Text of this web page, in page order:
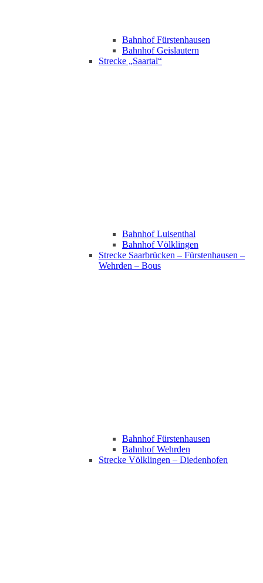
Bahnhof Fürstenhausen
Bahnhof Geislautern
Strecke „Saartal“
Bahnhof Luisenthal
Bahnhof Völklingen
Strecke Saarbrücken – Fürstenhausen –
Wehrden – Bous
Bahnhof Fürstenhausen
Bahnhof Wehrden
Strecke Völklingen – Diedenhofen